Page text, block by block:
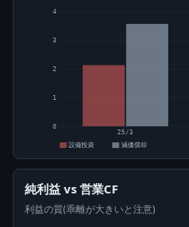
0
1
2
3
4
25/3
設備投資
減価償却
純利益 vs 営業CF
利益の質(乖離が大きいと注意)